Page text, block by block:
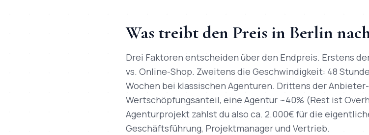
Was treibt den Preis in Berlin
Drei Faktoren entscheiden über den Endpreis. Erstens
vs. Online-Shop. Zweitens die Geschwindigkeit: 48
Wochen bei klassischen Agenturen. Drittens der
Wertschöpfungsanteil, eine Agentur ~40% (Rest ist
Agenturprojekt zahlst du also ca. 2.000€ für die
Geschäftsführung, Projektmanager und Vertrieb.